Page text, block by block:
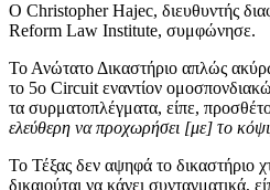
Ο Christopher Hajec, διευθυντής
Reform Law Institute, συμφώνησε.
Το Ανώτατο Δικαστήριο απλώς
το 5ο Circuit εναντίον
τα συρματοπλέγματα, είπε,
ελεύθερη να προχωρήσει [με] το
Το Τέξας δεν αψηφά το δικαστήριο
δικαιούται να κάνει συνταγματικά,